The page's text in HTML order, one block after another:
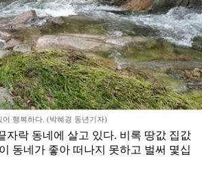
행복하다. (박혜경 동년기자)
자락 동네에 살고 있다. 비록 땅값 집값
동네가 좋아 떠나지 못하고 벌써 몇십